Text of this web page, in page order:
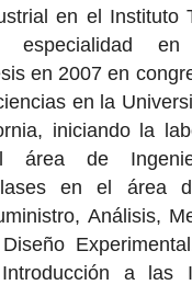
en el Instituto
especialidad en
en 2007 en
en la
iniciando la
de
en el área
Análisis,
Introducción a las